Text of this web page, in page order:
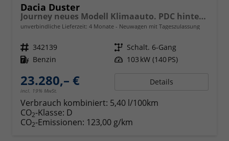
Dacia Duster
Journey neues Modell Klimaauto. PDC hinten Kamera Tempomat Hands-free K. 18 Zoll Leichtmetallf.
unverbindliche Lieferzeit: 4 Monate Neuwagen mit Tageszulassung
Fahrzeugnr. 342139 Getriebe Schalt. 6-Gang
Kraftstoff Benzin Leistung 103 kW (140 PS)
23.280,– €
incl. 19% MwSt.
Details
Verbrauch kombiniert: 5,40 l/100km
CO2-Klasse: D
CO2-Emissionen: 123,00 g/km